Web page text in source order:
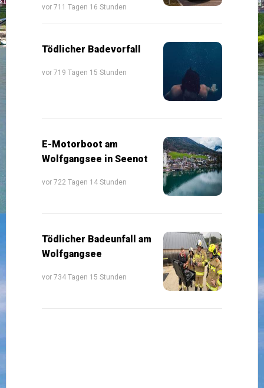
vor 711 Tagen 16 Stunden
Tödlicher Badevorfall
vor 719 Tagen 15 Stunden
E-Motorboot am
Wolfgangsee in Seenot
vor 722 Tagen 14 Stunden
Tödlicher Badeunfall am
Wolfgangsee
vor 734 Tagen 15 Stunden